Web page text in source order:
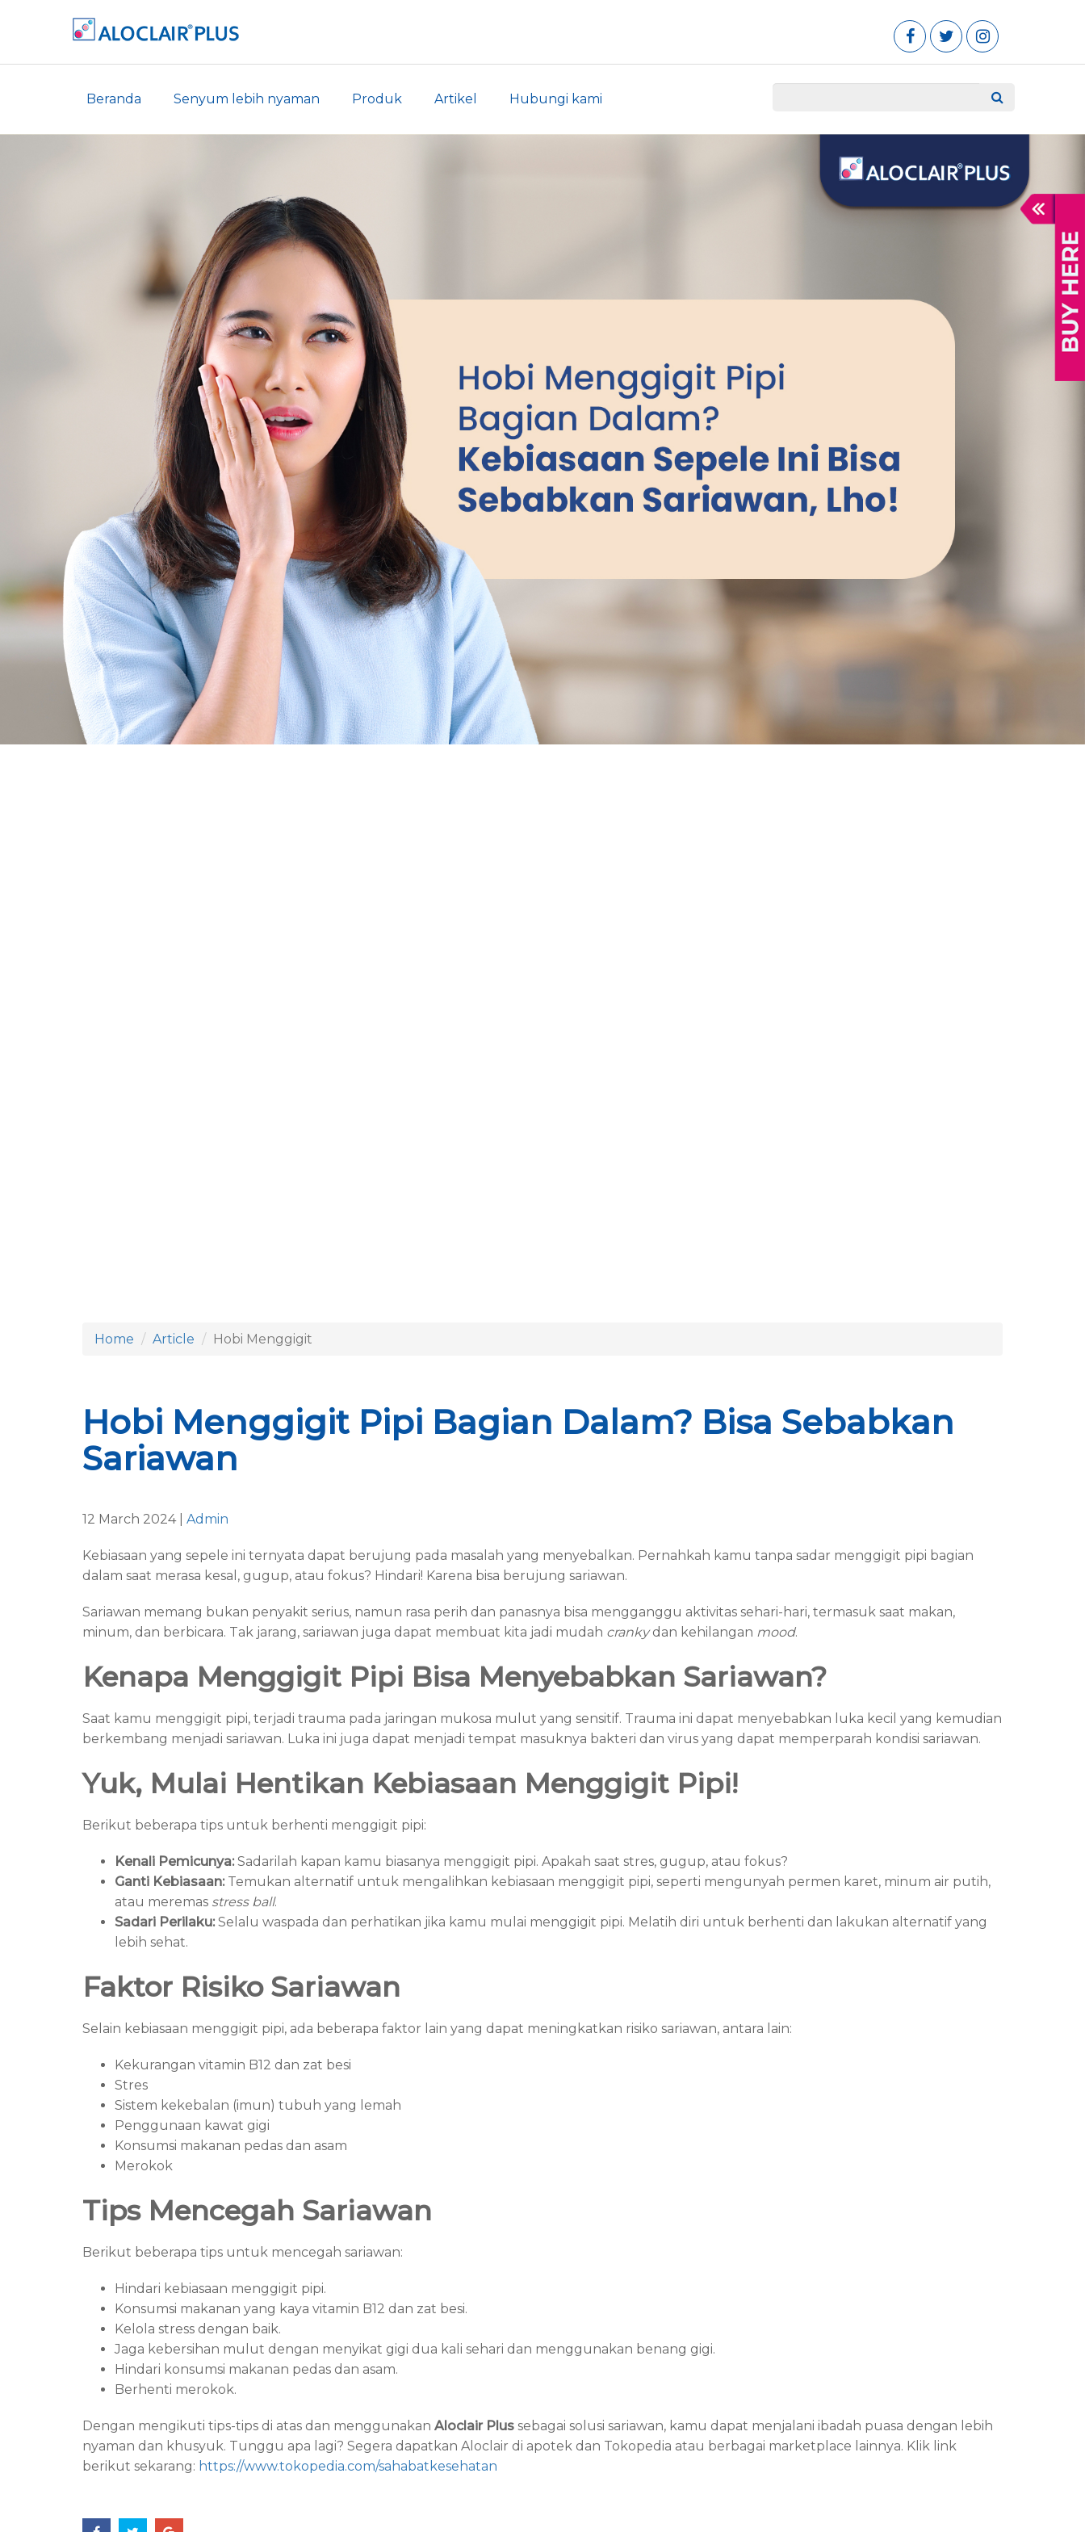
Beranda Senyum lebih nyaman Produk Artikel Hubungi kami
Home Article Hobi Menggigit
Hobi Menggigit Pipi Bagian Dalam? Bisa Sebabkan
Sariawan
12 March 2024 | Admin
Kebiasaan yang sepele ini ternyata dapat berujung pada masalah yang menyebalkan. Pernahkah kamu tanpa sadar menggigit pipi bagian
dalam saat merasa kesal, gugup, atau fokus? Hindari! Karena bisa berujung sariawan.
Sariawan memang bukan penyakit serius, namun rasa perih dan panasnya bisa mengganggu aktivitas sehari-hari, termasuk saat makan,
minum, dan berbicara. Tak jarang, sariawan juga dapat membuat kita jadi mudah crankydan kehilangan mood.
Kenapa Menggigit Pipi Bisa Menyebabkan Sariawan?
Saat kamu menggigit pipi, terjadi trauma pada jaringan mukosa mulut yang sensitif. Trauma ini dapat menyebabkan luka kecil yang kemudian
berkembang menjadi sariawan. Luka ini juga dapat menjadi tempat masuknya bakteri dan virus yang dapat memperparah kondisi sariawan.
Yuk, Mulai Hentikan Kebiasaan Menggigit Pipi!
Berikut beberapa tips untuk berhenti menggigit pipi:
Kenali Pemicunya:Sadarilah kapan kamu biasanya menggigit pipi. Apakah saat stres, gugup, atau fokus?
Ganti Kebiasaan:Temukan alternatif untuk mengalihkan kebiasaan menggigit pipi, seperti mengunyah permen karet, minum air putih,
atau meremas stress ball.
Sadari Perilaku:Selalu waspada dan perhatikan jika kamu mulai menggigit pipi. Melatih diri untuk berhenti dan lakukan alternatif yang
lebih sehat.
Faktor Risiko Sariawan
Selain kebiasaan menggigit pipi, ada beberapa faktor lain yang dapat meningkatkan risiko sariawan, antara lain:
Kekurangan vitamin B12 dan zat besi
Stres
Sistem kekebalan (imun) tubuh yang lemah
Penggunaan kawat gigi
Konsumsi makanan pedas dan asam
Merokok
Tips Mencegah Sariawan
Berikut beberapa tips untuk mencegah sariawan:
Hindari kebiasaan menggigit pipi.
Konsumsi makanan yang kaya vitamin B12 dan zat besi.
Kelola stress dengan baik.
Jaga kebersihan mulut dengan menyikat gigi dua kali sehari dan menggunakan benang gigi.
Hindari konsumsi makanan pedas dan asam.
Berhenti merokok.
Dengan mengikuti tips-tips di atas dan menggunakan Aloclair Plus sebagai solusi sariawan, kamu dapat menjalani ibadah puasa dengan lebih
nyaman dan khusyuk. Tunggu apa lagi? Segera dapatkan Aloclair di apotek dan Tokopedia atau berbagai marketplace lainnya. Klik link
berikut sekarang: https://www.tokopedia.com/sahabatkesehatan